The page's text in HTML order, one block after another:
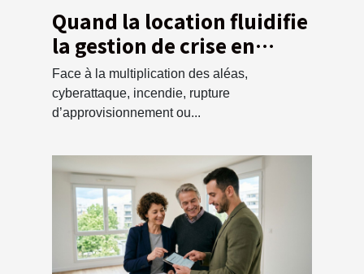
Quand la location fluidifie
la gestion de crise en
entreprise
Face à la multiplication des aléas,
cyberattaque, incendie, rupture
d’approvisionnement ou...